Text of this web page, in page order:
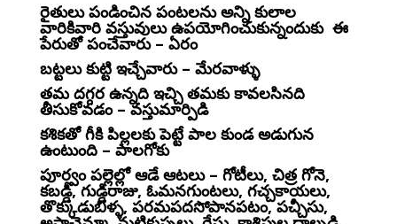
రైతులు పండించిన పంటలను అన్ని కులాల
వారికివారి వస్తువులు ఉపయోగించుకున్నందుకు ఈ
పేరుతో పంచేవారు – ఏరం
బట్టలు కుట్టి ఇచ్చేవారు – మేరవాళ్ళు
తమ దగ్గర ఉన్నది ఇచ్చి తమకు కావలసినది
తీసుకోవడం – వస్తుమార్పిడి
కశికతో గీకి పిల్లలకు పెట్టే పాల కుండ అడుగున
ఉంటుంది – పాలగోకు
పూర్వం పల్లెల్లో ఆడే ఆటలు – గోటీలు, చిత్ర గోనె,
కబడ్డీ, గుడ్డిరాజు, ఓమనగుంటలు, గచ్చకాయలు,
తొక్కుడుబిళ్ళ, పరమపదసోపానపటం, పచ్చీసు,